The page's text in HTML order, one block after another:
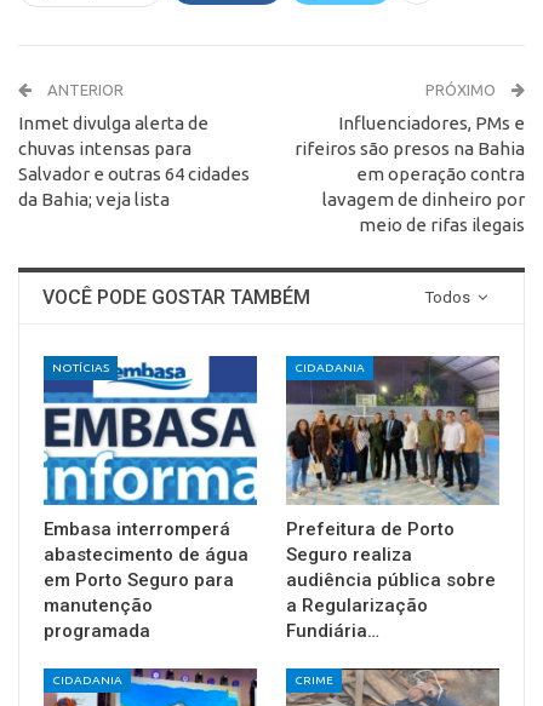
ANTERIOR
Inmet divulga alerta de
chuvas intensas para
Salvador e outras 64 cidades
da Bahia; veja lista
PRÓXIMO
Influenciadores, PMs e
rifeiros são presos na Bahia
em operação contra
lavagem de dinheiro por
meio de rifas ilegais
Todos
VOCÊ PODE GOSTAR TAMBÉM
NOTÍCIAS
Embasa interromperá
abastecimento de água
em Porto Seguro para
manutenção
programada
CIDADANIA
Prefeitura de Porto
Seguro realiza
audiência pública sobre
a Regularização
Fundiária…
CIDADANIA CRIME